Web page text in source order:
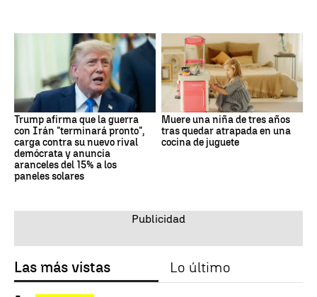
Trump afirma que la guerra
con Irán "terminará pronto",
carga contra su nuevo rival
demócrata y anuncia
aranceles del 15% a los
paneles solares
Muere una niña de tres años
tras quedar atrapada en una
cocina de juguete
Las más vistas Lo último